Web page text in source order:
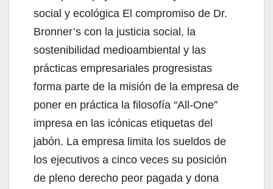
social y ecológica El compromiso de Dr.
Bronner’s con la justicia social, la
sostenibilidad medioambiental y las
prácticas empresariales progresistas
forma parte de la misión de la empresa de
poner en práctica la filosofía “All-One”
impresa en las icónicas etiquetas del
jabón. La empresa limita los sueldos de
los ejecutivos a cinco veces su posición
de pleno derecho peor pagada y dona